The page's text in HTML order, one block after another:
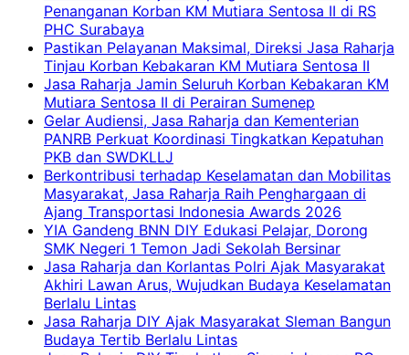
Penanganan Korban KM Mutiara Sentosa II di RS
PHC Surabaya
Pastikan Pelayanan Maksimal, Direksi Jasa Raharja
Tinjau Korban Kebakaran KM Mutiara Sentosa II
Jasa Raharja Jamin Seluruh Korban Kebakaran KM
Mutiara Sentosa II di Perairan Sumenep
Gelar Audiensi, Jasa Raharja dan Kementerian
PANRB Perkuat Koordinasi Tingkatkan Kepatuhan
PKB dan SWDKLLJ
Berkontribusi terhadap Keselamatan dan Mobilitas
Masyarakat, Jasa Raharja Raih Penghargaan di
Ajang Transportasi Indonesia Awards 2026
YIA Gandeng BNN DIY Edukasi Pelajar, Dorong
SMK Negeri 1 Temon Jadi Sekolah Bersinar
Jasa Raharja dan Korlantas Polri Ajak Masyarakat
Akhiri Lawan Arus, Wujudkan Budaya Keselamatan
Berlalu Lintas
Jasa Raharja DIY Ajak Masyarakat Sleman Bangun
Budaya Tertib Berlalu Lintas